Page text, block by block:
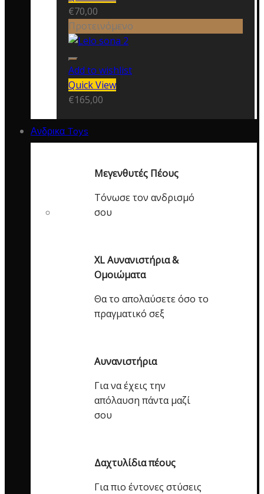
€70,00
Προτεινόμενο
Add to wishlist
Quick View
€165,00
Ανδρικα Toys
Μεγενθυτές Πέους
Τόνωσε τον ανδρισμό
σου
XL Αυνανιστήρια &
Ομοιώματα
Θα το απολαύσετε όσο το
πραγματικό σεξ
Αυνανιστήρια
Για να έχεις την
απόλαυση πάντα μαζί
σου
Δαχτυλίδια πέους
Για πιο έντονες στύσεις